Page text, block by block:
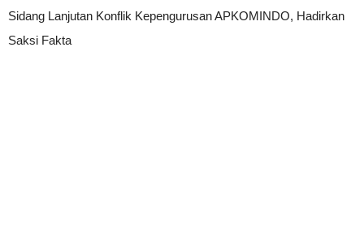
Sidang Lanjutan Konflik Kepengurusan APKOMINDO, Hadirkan
Saksi Fakta